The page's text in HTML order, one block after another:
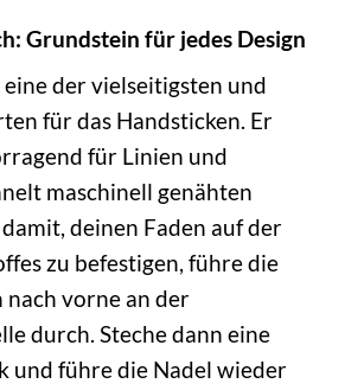
Grundstein für jedes Design
der vielseitigsten und
für das Handsticken. Er
für Linien und
maschinell genähten
deinen Faden auf der
zu befestigen, führe die
vorne an der
durch. Steche dann eine
und führe die Nadel wieder